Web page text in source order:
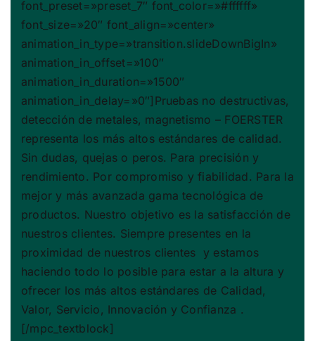
font_preset=»preset_7″ font_color=»#ffffff»
font_size=»20″ font_align=»center»
animation_in_type=»transition.slideDownBigIn»
animation_in_offset=»100″
animation_in_duration=»1500″
animation_in_delay=»0″]Pruebas no destructivas,
detección de metales, magnetismo – FOERSTER
representa los más altos estándares de calidad.
Sin dudas, quejas o peros. Para precisión y
rendimiento. Por compromiso y fiabilidad. Para la
mejor y más avanzada gama tecnológica de
productos. Nuestro objetivo es la satisfacción de
nuestros clientes. Siempre presentes en la
proximidad de nuestros clientes y estamos
haciendo todo lo posible para estar a la altura y
ofrecer los más altos estándares de Calidad,
Valor, Servicio, Innovación y Confianza .
[/mpc_textblock]